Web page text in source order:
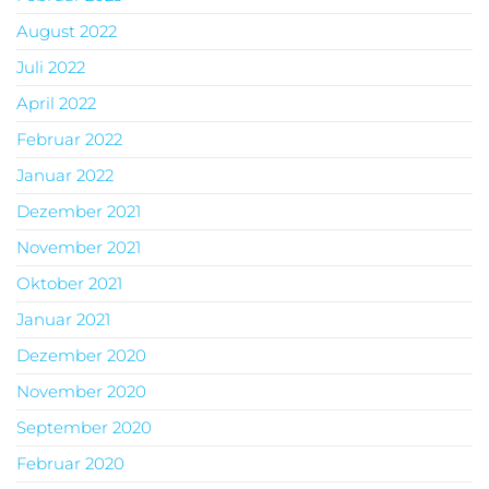
August 2022
Juli 2022
April 2022
Februar 2022
Januar 2022
Dezember 2021
November 2021
Oktober 2021
Januar 2021
Dezember 2020
November 2020
September 2020
Februar 2020